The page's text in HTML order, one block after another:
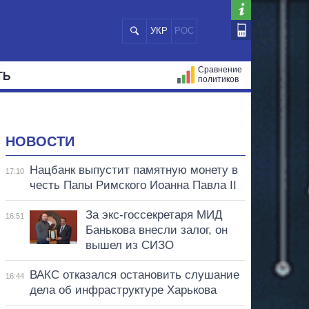
УКР РОС
Сравнение
политиков
НОВОСТИ
17:10
Нацбанк выпустит памятную монету в
честь Папы Римского Иоанна Павла II
16:51
За экс-госсекретаря МИД
Банькова внесли залог, он
вышел из СИЗО
16:44
ВАКС отказался остановить слушание
дела об инфраструктуре Харькова